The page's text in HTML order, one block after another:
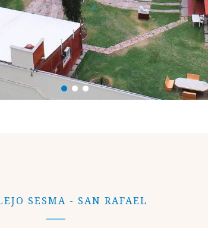
SESMA - SAN RAFAEL